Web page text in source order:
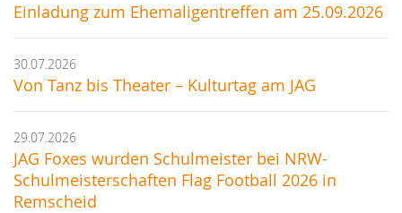
Einladung zum Ehemaligentreffen am 25.09.2026
30.07.2026
Von Tanz bis Theater – Kulturtag am JAG
29.07.2026
JAG Foxes wurden Schulmeister bei NRW-
Schulmeisterschaften Flag Football 2026 in
Remscheid